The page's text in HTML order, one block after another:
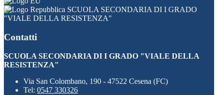
SCUOLA SECONDARIA DI I GRADO
"VIALE DELLA RESISTENZA"
Contatti
SCUOLA SECONDARIA DI I GRADO "VIALE DELLA
RESISTENZA"
Via San Colombano, 190 - 47522 Cesena (FC)
Tel: 0547 330326